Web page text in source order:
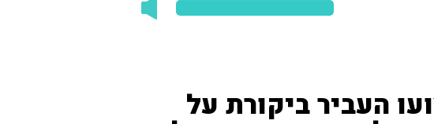
העביר ביקורת על